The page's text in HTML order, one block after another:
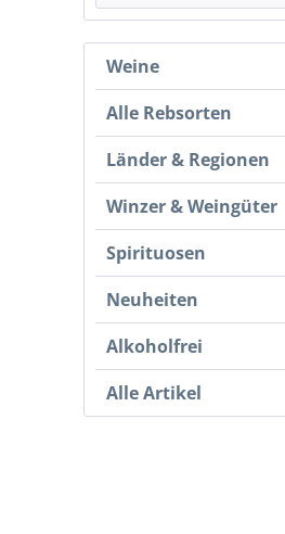
Mazuelo
Tempranillo
Trocken
Weine
Alle Rebsorten
Länder & Regionen
Winzer & Weingüter
Spirituosen
Neuheiten
Alkoholfrei
Alle Artikel